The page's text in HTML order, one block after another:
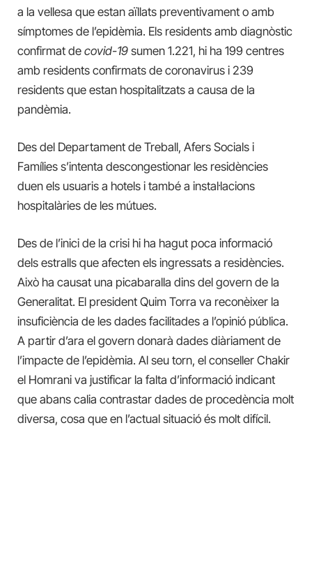
a la vellesa que estan aïllats preventivament o amb
símptomes de l’epidèmia. Els residents amb diagnòstic
confirmat de covid-19 sumen 1.221, hi ha 199 centres
amb residents confirmats de coronavirus i 239
residents que estan hospitalitzats a causa de la
pandèmia.
Des del Departament de Treball, Afers Socials i
Famílies s’intenta descongestionar les residències
duen els usuaris a hotels i també a instal·lacions
hospitalàries de les mútues.
Des de l’inici de la crisi hi ha hagut poca informació
dels estralls que afecten els ingressats a residències.
Això ha causat una picabaralla dins del govern de la
Generalitat. El president Quim Torra va reconèixer la
insuficiència de les dades facilitades a l’opinió pública.
A partir d’ara el govern donarà dades diàriament de
l’impacte de l’epidèmia. Al seu torn, el conseller Chakir
el Homrani va justificar la falta d’informació indicant
que abans calia contrastar dades de procedència molt
diversa, cosa que en l’actual situació és molt difícil.